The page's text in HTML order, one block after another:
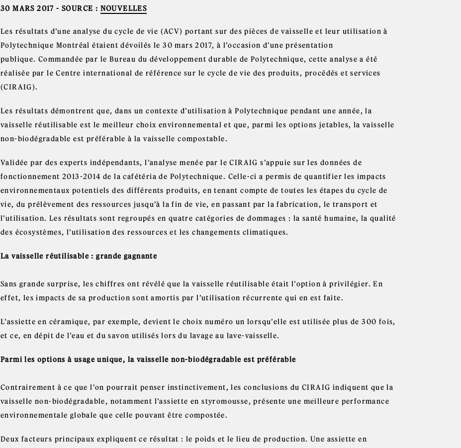
30 MARS 2017 - SOURCE : NOUVELLES
Les résultats d’une analyse du cycle de vie (ACV) portant sur des pièces de vaisselle et leur utilisation à
Polytechnique Montréal étaient dévoilés le 30 mars 2017, à l’occasion d’une présentation
publique. Commandée par le Bureau du développement durable de Polytechnique, cette analyse a été
réalisée par le Centre international de référence sur le cycle de vie des produits, procédés et services
(CIRAIG).
Les résultats démontrent que, dans un contexte d’utilisation à Polytechnique pendant une année, la
vaisselle réutilisable est le meilleur choix environnemental et que, parmi les options jetables, la vaisselle
non-biodégradable est préférable à la vaisselle compostable.
Validée par des experts indépendants, l’analyse menée par le CIRAIG s’appuie sur les données de
fonctionnement 2013-2014 de la cafétéria de Polytechnique. Celle-ci a permis de quantifier les impacts
environnementaux potentiels des différents produits, en tenant compte de toutes les étapes du cycle de
vie, du prélèvement des ressources jusqu’à la fin de vie, en passant par la fabrication, le transport et
l’utilisation. Les résultats sont regroupés en quatre catégories de dommages : la santé humaine, la qualité
des écosystèmes, l’utilisation des ressources et les changements climatiques.
La vaisselle réutilisable : grande gagnante
Sans grande surprise, les chiffres ont révélé que la vaisselle réutilisable était l’option à privilégier. En
effet, les impacts de sa production sont amortis par l’utilisation récurrente qui en est faite.
L’assiette en céramique, par exemple, devient le choix numéro un lorsqu’elle est utilisée plus de 300 fois,
et ce, en dépit de l’eau et du savon utilisés lors du lavage au lave-vaisselle.
Parmi les options à usage unique, la vaisselle non-biodégradable est préférable
Contrairement à ce que l’on pourrait penser instinctivement, les conclusions du CIRAIG indiquent que la
vaisselle non-biodégradable, notamment l’assiette en styromousse, présente une meilleure performance
environnementale globale que celle pouvant être compostée.
Deux facteurs principaux expliquent ce résultat : le poids et le lieu de production. Une assiette en